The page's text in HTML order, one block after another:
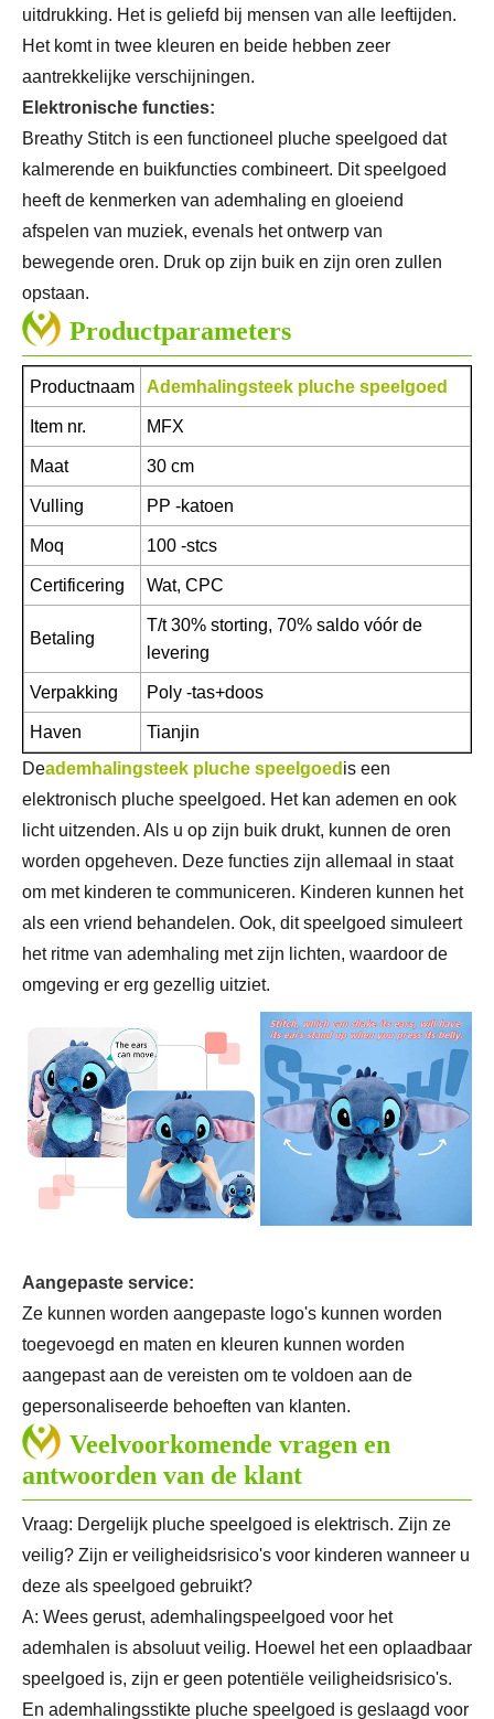
uitdrukking. Het is geliefd bij mensen van alle leeftijden.
Het komt in twee kleuren en beide hebben zeer
aantrekkelijke verschijningen.
Elektronische functies:
Breathy Stitch is een functioneel pluche speelgoed dat
kalmerende en buikfuncties combineert. Dit speelgoed
heeft de kenmerken van ademhaling en gloeiend
afspelen van muziek, evenals het ontwerp van
bewegende oren. Druk op zijn buik en zijn oren zullen
opstaan.
Productparameters
Productnaam Ademhalingsteek pluche speelgoed
Item nr. MFX
Maat 30 cm
Vulling PP -katoen
Moq 100 -stcs
Certificering Wat, CPC
Betaling
T/t 30% storting, 70% saldo vóór de
levering
Verpakking Poly -tas+doos
Haven
Tianjin
Deademhalingsteek pluche speelgoed is een
elektronisch pluche speelgoed. Het kan ademen en ook
licht uitzenden. Als u op zijn buik drukt, kunnen de oren
worden opgeheven. Deze functies zijn allemaal in staat
om met kinderen te communiceren. Kinderen kunnen het
als een vriend behandelen. Ook, dit speelgoed simuleert
het ritme van ademhaling met zijn lichten, waardoor de
omgeving er erg gezellig uitziet.
Aangepaste service:
Ze kunnen worden aangepaste logo's kunnen worden
toegevoegd en maten en kleuren kunnen worden
aangepast aan de vereisten om te voldoen aan de
gepersonaliseerde behoeften van klanten.
Veelvoorkomende vragen en
antwoorden van de klant
Vraag: Dergelijk pluche speelgoed is elektrisch. Zijn ze
veilig? Zijn er veiligheidsrisico's voor kinderen wanneer u
deze als speelgoed gebruikt?
A: Wees gerust, ademhalingspeelgoed voor het
ademhalen is absoluut veilig. Hoewel het een oplaadbaar
speelgoed is, zijn er geen potentiële veiligheidsrisico's.
En ademhalingsstikte pluche speelgoed is geslaagd voor